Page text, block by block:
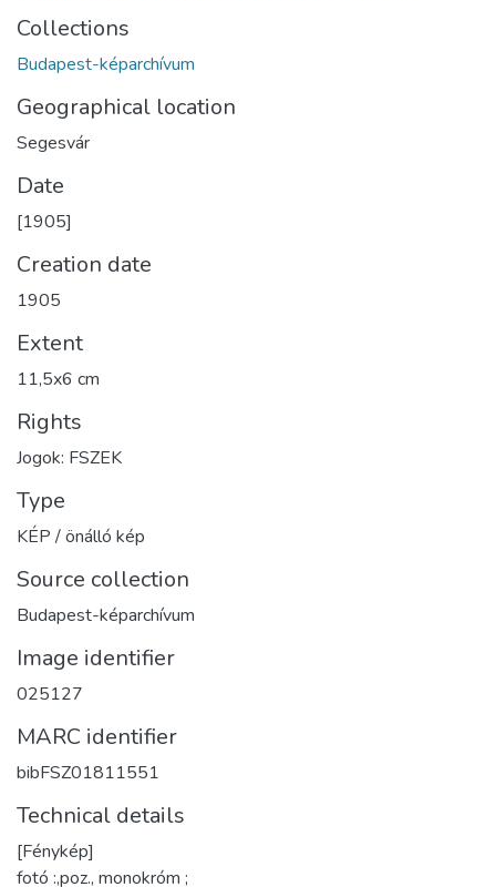
Collections
Budapest-képarchívum
Geographical location
Segesvár
Date
[1905]
Creation date
1905
Extent
11,5x6 cm
Rights
Jogok: FSZEK
Type
KÉP / önálló kép
Source collection
Budapest-képarchívum
Image identifier
025127
MARC identifier
bibFSZ01811551
Technical details
[Fénykép]
fotó :,poz., monokróm ;